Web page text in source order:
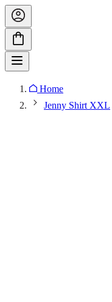
Home
Jenny Shirt XXL